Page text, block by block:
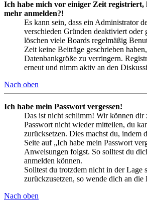
Ich habe mich vor einiger Zeit
mehr anmelden?!
Es kann sein, dass ein Administrator
verschieden Gründen deaktiviert oder
löschen viele Boards regelmäßig
Zeit keine Beiträge geschrieben
Datenbankgröße zu verringern.
erneut und nimm aktiv an den
Nach oben
Ich habe mein Passwort vergessen!
Das ist nicht schlimm! Wir können dir
Passwort nicht wieder mitteilen, du
zurücksetzen. Dies machst du, indem
Seite auf „Ich habe mein Passwort
Anweisungen folgst. So solltest du
anmelden können.
Solltest du trotzdem nicht in der Lage
zurückzusetzen, so wende dich an
Nach oben